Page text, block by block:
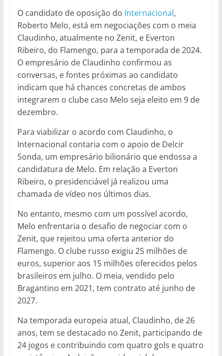
O candidato de oposição do Internacional,
Roberto Melo, está em negociações com o meia
Claudinho, atualmente no Zenit, e Everton
Ribeiro, do Flamengo, para a temporada de 2024.
O empresário de Claudinho confirmou as
conversas, e fontes próximas ao candidato
indicam que há chances concretas de ambos
integrarem o clube caso Melo seja eleito em 9 de
dezembro.
Para viabilizar o acordo com Claudinho, o
Internacional contaria com o apoio de Delcir
Sonda, um empresário bilionário que endossa a
candidatura de Melo. Em relação a Everton
Ribeiro, o presidenciável já realizou uma
chamada de vídeo nos últimos dias.
No entanto, mesmo com um possível acordo,
Melo enfrentaria o desafio de negociar com o
Zenit, que rejeitou uma oferta anterior do
Flamengo. O clube russo exigiu 25 milhões de
euros, superior aos 15 milhões oferecidos pelos
brasileiros em julho. O meia, vendido pelo
Bragantino em 2021, tem contrato até junho de
2027.
Na temporada europeia atual, Claudinho, de 26
anos, tem se destacado no Zenit, participando de
24 jogos e contribuindo com quatro gols e quatro